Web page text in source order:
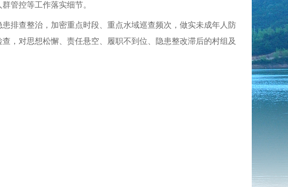
管控等工作落实细节。
排查整治，加密重点时段、重点水域巡查频次，做实未成年人防
，对思想松懈、责任悬空、履职不到位、隐患整改滞后的村组及